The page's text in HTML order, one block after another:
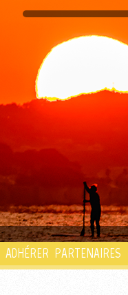
ADHÉRER PARTENAIRES